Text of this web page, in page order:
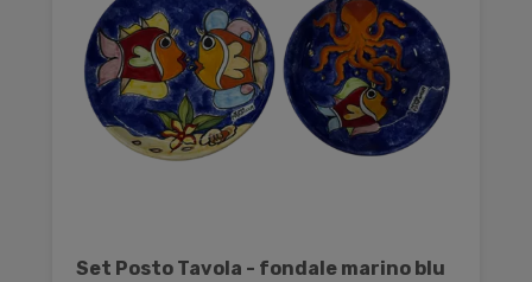
Set Posto Tavola - fondale marino blu